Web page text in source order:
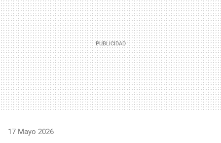
17 Mayo 2026